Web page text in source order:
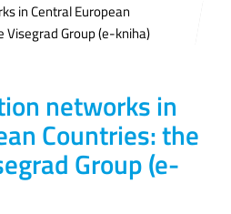
in Central European
Visegrad Group (e-kniha)
networks in
Countries: the
Group (e-